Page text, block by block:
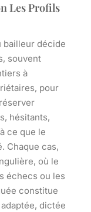
Les Profils
bailleur décide
souvent
à
pour
hésitants,
ce que le
Chaque cas,
où le
échecs ou les
constitue
dictée